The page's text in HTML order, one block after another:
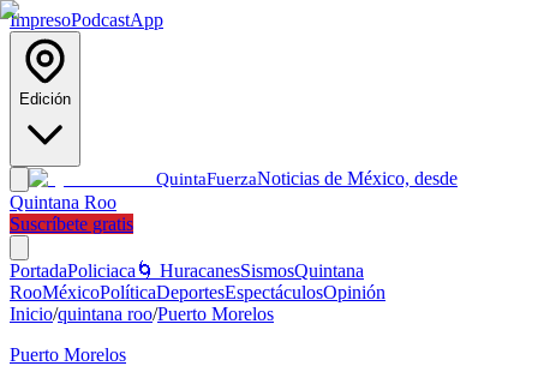
ImpresoPodcastApp
Edición
QuintaFuerzaNoticias de México, desde
Quintana Roo
Suscríbete gratis
PortadaPoliciaca 🌀 HuracanesSismosQuintana
RooMéxicoPolíticaDeportesEspectáculosOpinión
Inicio/quintana roo/Puerto Morelos
Puerto Morelos